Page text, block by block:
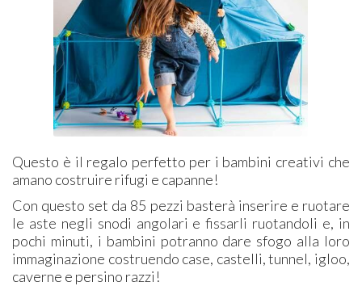
​Questo è il regalo perfetto per i bambini creativi che
amano costruire rifugi e capanne!
Con questo set da 85 pezzi basterà inserire e ruotare
le aste negli snodi angolari e fissarli ruotandoli e, in
pochi minuti, i bambini potranno dare sfogo alla loro
immaginazione costruendo case, castelli, tunnel, igloo,
caverne e persino razzi!